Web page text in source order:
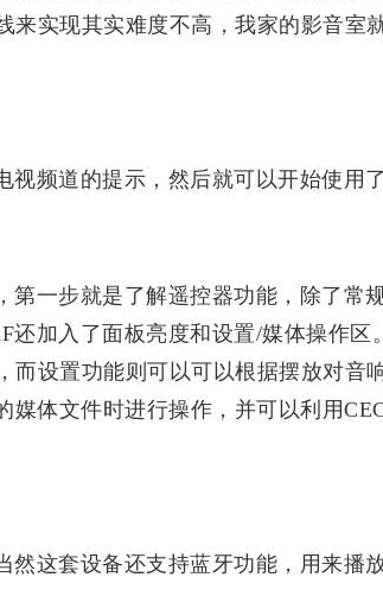
来实现其实难度不高，我家的影音室
频道的提示，然后就可以开始使用了
一步就是了解遥控器功能，除了常规
还加入了面板亮度和设置/媒体操作区
而设置功能则可以可以根据摆放对音
体文件时进行操作，并可以利用
然这套设备还支持蓝牙功能，用来播